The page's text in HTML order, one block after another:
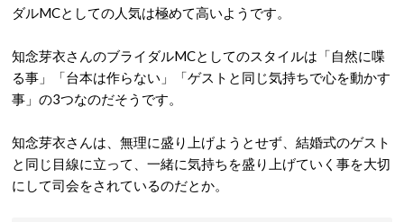
ダルMCとしての人気は極めて高いようです。
知念芽衣さんのブライダルMCとしてのスタイルは「自然に喋
る事」「台本は作らない」「ゲストと同じ気持ちで心を動かす
事」の3つなのだそうです。
知念芽衣さんは、無理に盛り上げようとせず、結婚式のゲスト
と同じ目線に立って、一緒に気持ちを盛り上げていく事を大切
にして司会をされているのだとか。